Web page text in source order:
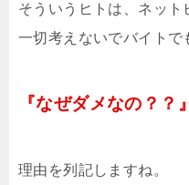
そういうヒトは、ネット
一切考えないでバイトで
『なぜダメなの？？』
理由を列記しますね。